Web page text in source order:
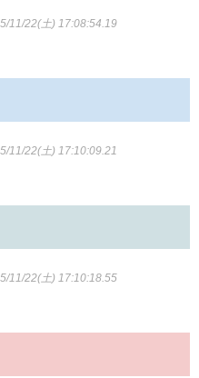
11/22(土) 17:08:54.19
11/22(土) 17:10:09.21
11/22(土) 17:10:18.55